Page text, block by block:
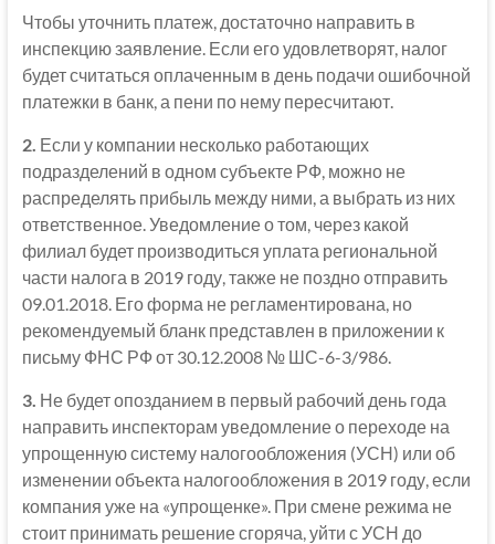
Чтобы уточнить платеж, достаточно направить в
инспекцию заявление. Если его удовлетворят, налог
будет считаться оплаченным в день подачи ошибочной
платежки в банк, а пени по нему пересчитают.
2. Если у компании несколько работающих
подразделений в одном субъекте РФ, можно не
распределять прибыль между ними, а выбрать из них
ответственное. Уведомление о том, через какой
филиал будет производиться уплата региональной
части налога в 2019 году, также не поздно отправить
09.01.2018. Его форма не регламентирована, но
рекомендуемый бланк представлен в приложении к
письму ФНС РФ от 30.12.2008 № ШС-6-3/986.
3. Не будет опозданием в первый рабочий день года
направить инспекторам уведомление о переходе на
упрощенную систему налогообложения (УСН) или об
изменении объекта налогообложения в 2019 году, если
компания уже на «упрощенке». При смене режима не
стоит принимать решение сгоряча, уйти с УСН до